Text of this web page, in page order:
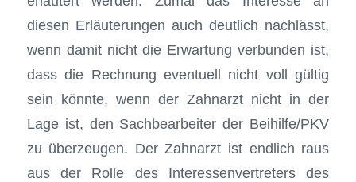
diesen Erläuterungen auch deutlich nachlässt,
wenn damit nicht die Erwartung verbunden ist,
dass die Rechnung eventuell nicht voll gültig
sein könnte, wenn der Zahnarzt nicht in der
Lage ist, den Sachbearbeiter der Beihilfe/PKV
zu überzeugen. Der Zahnarzt ist endlich raus
aus der Rolle des Interessenvertreters des